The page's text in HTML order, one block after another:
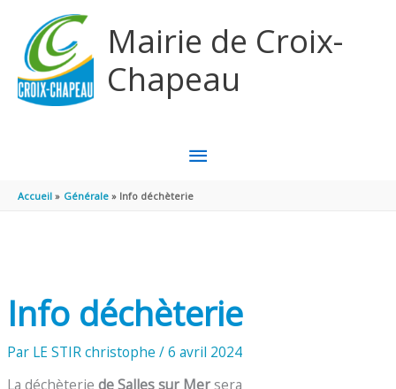
Mairie de Croix-
Chapeau
MENU
PRINCIPAL
Accueil Générale Info déchèterie
Info déchèterie
Par LE STIR christophe/6 avril 2024
La déchèterie de Salles sur Mersera